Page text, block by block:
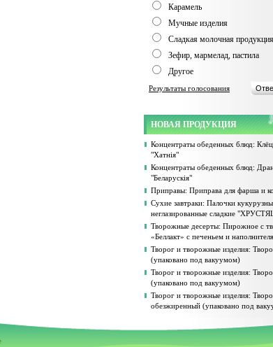
Карамель
Мучные изделия
Сладкая молочная продукция
Зефир, мармелад, пастила
Другое
Результаты голосования
НОВАЯ ПРОДУКЦИЯ
Концентраты обеденных блюд:
"Хатнія"
Концентраты обеденных блюд:
"Беларускія"
Приправы: Приправа для фарша и
Сухие завтраки: Палочки
неглазированные сладкие
Творожные десерты: Пирожное с
«Беллакт» с печеньем и
Творог и творожные изделия:
(упаковано под вакуумом)
Творог и творожные изделия:
(упаковано под вакуумом)
Творог и творожные изделия:
обезжиренный (упаковано под